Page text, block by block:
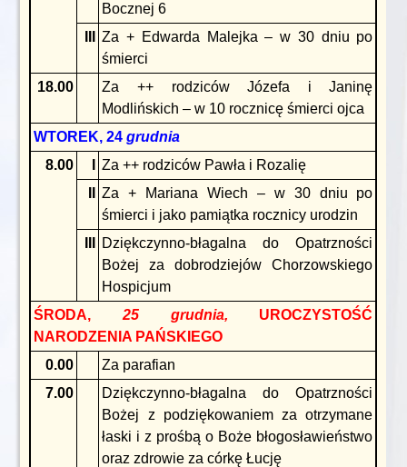
Bocznej 6
Za + Edwarda Malejka – w 30 dniu po
śmierci
18.00
Za ++ rodziców Józefa i Janinę
Modlińskich – w 10 rocznicę śmierci ojca
WTOREK, 24 grudnia
8.00
Za ++ rodziców Pawła i Rozalię
Za + Mariana Wiech – w 30 dniu po
śmierci i jako pamiątka rocznicy urodzin
Dziękczynno-błagalna do Opatrzności
Bożej za dobrodziejów Chorzowskiego
Hospicjum
ŚRODA,25 grudnia, UROCZYSTOŚĆ
NARODZENIA PAŃSKIEGO
0.00
Za parafian
7.00
Dziękczynno-błagalna do Opatrzności
Bożej z podziękowaniem za otrzymane
łaski i z prośbą o Boże błogosławieństwo
oraz zdrowie za córkę Łucję